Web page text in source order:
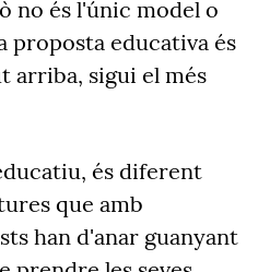
no és l'únic model o
proposta educativa és
arriba, sigui el més
és diferent
que amb
han d'anar guanyant